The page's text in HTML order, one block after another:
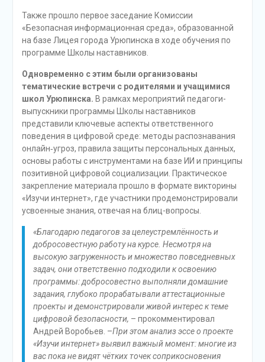
Также прошло первое заседание Комиссии
«Безопасная информационная среда», образованной
на базе Лицея города Урюпинска в ходе обучения по
программе Школы наставников.
Одновременно с этим были организованы
тематические встречи с родителями и учащимися
школ Урюпинска. В рамках мероприятий педагоги-
выпускники программы Школы наставников
представили ключевые аспекты ответственного
поведения в цифровой среде: методы распознавания
онлайн‑угроз, правила защиты персональных данных,
основы работы с инструментами на базе ИИ и принципы
позитивной цифровой социализации. Практическое
закрепление материала прошло в формате викторины
«Изучи интернет», где участники продемонстрировали
усвоенные знания, отвечая на блиц-вопросы.
«Благодарю педагогов за целеустремлённость и
добросовестную работу на курсе. Несмотря на
высокую загруженность и множество повседневных
задач, они ответственно подходили к освоению
программы: добросовестно выполняли домашние
задания, глубоко прорабатывали аттестационные
проекты и демонстрировали живой интерес к теме
цифровой безопасности, – прокомментировал
Андрей Воробьев. –При этом анализ эссе о проекте
«Изучи интернет» выявил важный момент: многие из
вас пока не видят чётких точек соприкосновения